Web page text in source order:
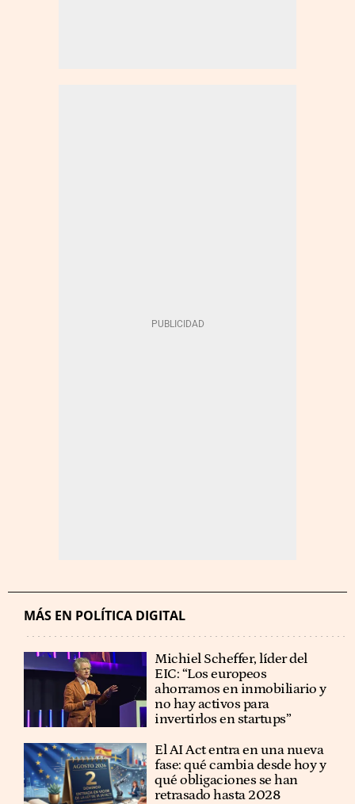
MÁS EN POLÍTICA DIGITAL
Michiel Scheffer, líder del
EIC: “Los europeos
ahorramos en inmobiliario y
no hay activos para
invertirlos en startups”
El AI Act entra en una nueva
fase: qué cambia desde hoy y
qué obligaciones se han
retrasado hasta 2028